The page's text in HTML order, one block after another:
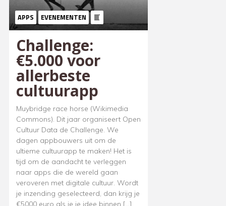
APPS EVENEMENTEN
Challenge:
€5.000 voor
allerbeste
cultuurapp
Muybridge race horse (Wikimedia
Commons). Dit jaar organiseert Open
Cultuur Data de Challenge. We
dagen appbouwers uit om de
ultieme cultuurapp te maken! Het is
tijd om de aandacht te verleggen
naar apps die de wereld gaan
veroveren met digitale cultuur. Wordt
je inzending geselecteerd, dan krijg je
€5000 euro als je je idee binnen […]